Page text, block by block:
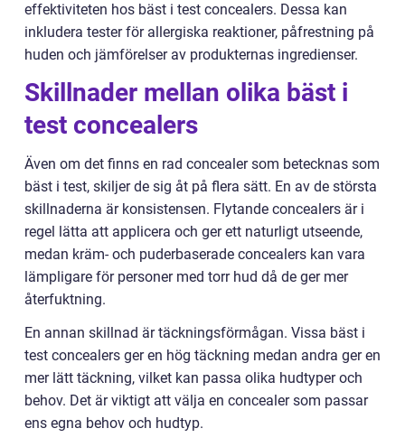
effektiviteten hos bäst i test concealers. Dessa kan
inkludera tester för allergiska reaktioner, påfrestning på
huden och jämförelser av produkternas ingredienser.
Skillnader mellan olika bäst i
test concealers
Även om det finns en rad concealer som betecknas som
bäst i test, skiljer de sig åt på flera sätt. En av de största
skillnaderna är konsistensen. Flytande concealers är i
regel lätta att applicera och ger ett naturligt utseende,
medan kräm- och puderbaserade concealers kan vara
lämpligare för personer med torr hud då de ger mer
återfuktning.
En annan skillnad är täckningsförmågan. Vissa bäst i
test concealers ger en hög täckning medan andra ger en
mer lätt täckning, vilket kan passa olika hudtyper och
behov. Det är viktigt att välja en concealer som passar
ens egna behov och hudtyp.